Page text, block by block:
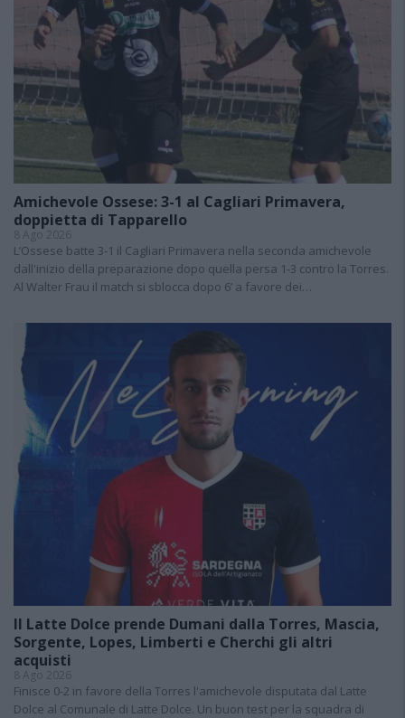
Amichevole Ossese: 3-1 al Cagliari Primavera,
doppietta di Tapparello
8 Ago 2026
L’Ossese batte 3-1 il Cagliari Primavera nella seconda amichevole
dall'inizio della preparazione dopo quella persa 1-3 contro la Torres.
Al Walter Frau il match si sblocca dopo 6’ a favore dei…
Il Latte Dolce prende Dumani dalla Torres, Mascia,
Sorgente, Lopes, Limberti e Cherchi gli altri
acquisti
8 Ago 2026
Finisce 0-2 in favore della Torres l'amichevole disputata dal Latte
Dolce al Comunale di Latte Dolce. Un buon test per la squadra di